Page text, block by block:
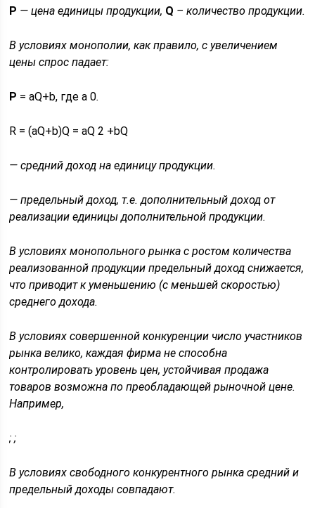
P — цена единицы продукции, Q – количество продукции.
В условиях монополии, как правило, с увеличением
цены спрос падает:
P = aQ+b, где a 0.
R = (aQ+b)Q = aQ 2 +bQ
— средний доход на единицу продукции.
— предельный доход, т.е. дополнительный доход от
реализации единицы дополнительной продукции.
В условиях монопольного рынка с ростом количества
реализованной продукции предельный доход снижается,
что приводит к уменьшению (с меньшей скоростью)
среднего дохода.
В условиях совершенной конкуренции число участников
рынка велико, каждая фирма не способна
контролировать уровень цен, устойчивая продажа
товаров возможна по преобладающей рыночной цене.
Например,
;;
В условиях свободного конкурентного рынка средний и
предельный доходы совпадают.